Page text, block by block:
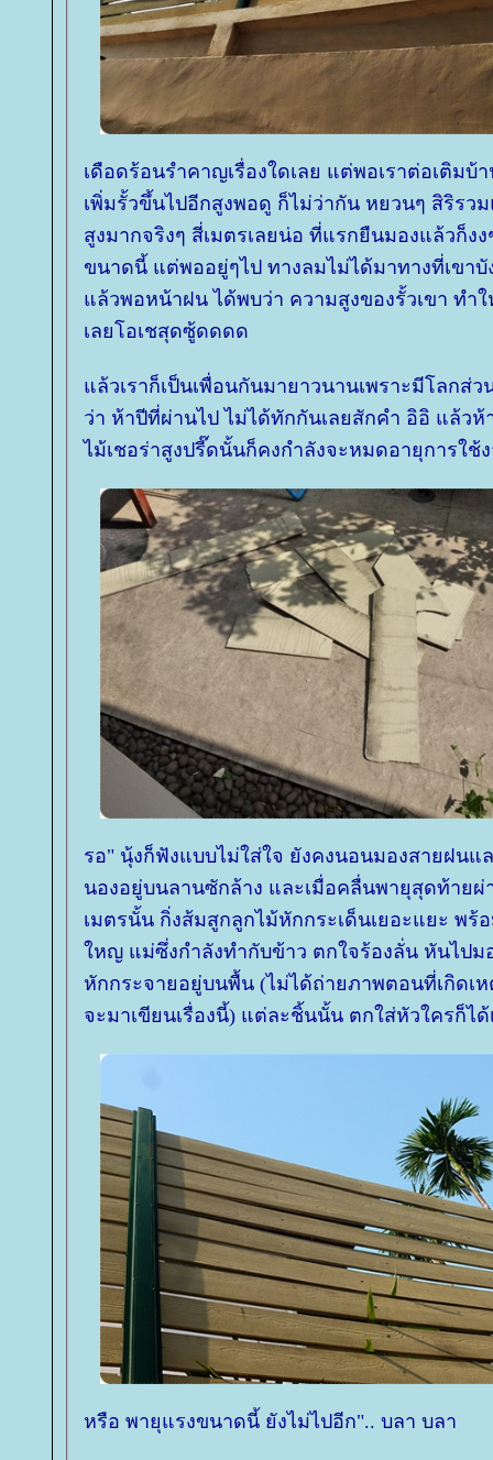
เดือดร้อนรำคาญเรื่องใดเลย แต่พอเราต่อเติมบ้
เพิ่มรั้วขึ้นไปอีกสูงพอดู ก็ไม่ว่ากัน หยวนๆ สิริรว
สูงมากจริงๆ สี่เมตรเลยน่อ ที่แรกยืนมองแล้วก็ง
ขนาดนี้ แต่พออยู่ๆไป ทางลมไม่ได้มาทางที่เขาบั
ล้วพอหน้าฝน ได้พบว่า ความสูงของรั้วเขา ทำใ
เลยโอเชสุดซู้ดดดด
ล้วเราก็เป็นเพื่อนกันมายาวนานเพราะมีโลกส่
ว่า ห้าปีที่ผ่านไป ไม่ได้ทักกันเลยสักคำ อิอิ แล้วห้
ไม้เชอร่าสูงปรี๊ดนั้นก็คงกำลังจะหมดอายุการใช้
รอ" นุ้งก็ฟังแบบไม่ใส่ใจ ยังคงนอนมองสายฝนแ
นองอยู่บนลานซักล้าง และเมื่อคลื่นพายุสุดท้ายผ่
เมตรนั้น กิ่งส้มสูกลูกไม้หักกระเด็นเยอะแยะ พร้
หญ แม่ซึ่งกำลังทำกับข้าว ตกใจร้องลั่น หันไปม
หักกระจายอยู่บนพื้น (ไม่ได้ถ่ายภาพตอนที่เกิดเห
จะมาเขียนเรื่องนี้) แต่ละชิ้นนั้น ตกใส่หัวใครก็ไ
หรือ พายุแรงขนาดนี้ ยังไม่ไปอีก".. บลา บลา